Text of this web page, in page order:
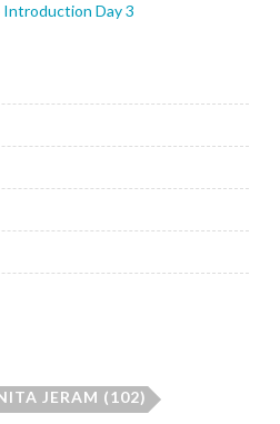
Introduction Day 3
JERAM (102)